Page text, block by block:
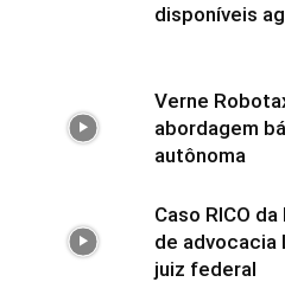
disponíveis
Verne
abordagem
autônoma
Caso RICO
de advocacia
juiz federal